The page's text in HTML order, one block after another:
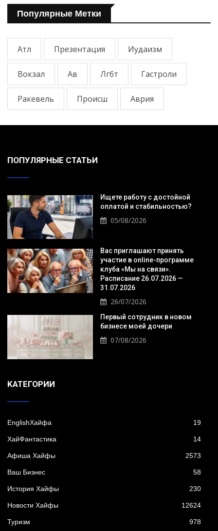
Популярные Метки
Атл Презентация Иудаизм
Вокзал Ав Лгбт Гастроли
Ракевель Происш Аврия
ПОПУЛЯРНЫЕ СТАТЬИ
Ищете работу с достойной
оплатой и стабильностью?
05/08/2026
Вас приглашают принять
участие в online-программе
клуба «Мы на связи».
Расписание 26.07.2026 —
31.07.2026
26/07/2026
Первый сотрудник в новом
бизнесе моей дочери
07/08/2026
KАТЕГОРИИ
EnglishХайфа 19
XайФантастика 14
Афиша Хайфы 2573
Ваш Бизнес 58
История Хайфы 230
Новости Хайфы 12624
Туризм 978